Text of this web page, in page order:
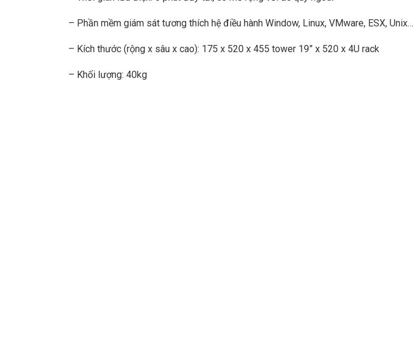
– Phần mềm giám sát tương thích hệ điều hành Window, Linux, VMware, ESX, Unix…
– Kích thước (rộng x sâu x cao): 175 x 520 x 455 tower 19” x 520 x 4U rack
– Khối lượng: 40kg